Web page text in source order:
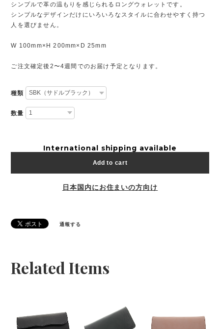
シンプルで革の温もりを感じられるロングウォレットです。
シンプルなデザインだけにいろいろなスタイルに合わせやすく持つ
人を選びません。
W 100mm×H 200mm×D 25mm
ご注文確定後2〜4週間でのお届け予定となります。
種類
数量
International shipping available
Add to cart
日本国内にお住まいの方向け
通報する
Related Items